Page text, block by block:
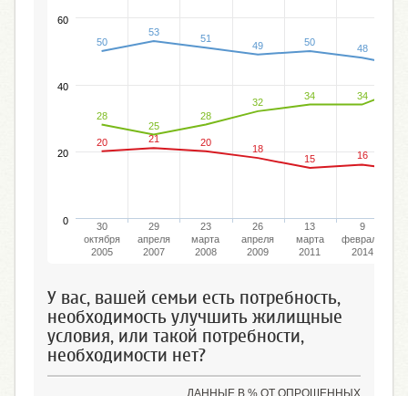
50
53
51
49 50
48
20 21 20
18
15
16
28
25
28
32
34 34
30
октября
2005
29
апреля
2007
23
марта
2008
26
апреля
2009
13
марта
2011
9
февраля
2014
0
20
40
60
У вас, вашей семьи есть потребность,
необходимость улучшить жилищные
условия, или такой потребности,
необходимости нет?
ДАННЫЕ В % ОТ ОПРОШЕННЫХ